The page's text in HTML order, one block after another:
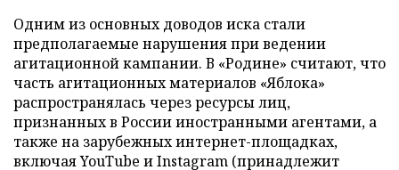
Одним из основных доводов иска стали
предполагаемые нарушения при ведении
агитационной кампании. В «Родине» считают, что
часть агитационных материалов «Яблока»
распространялась через ресурсы лиц,
признанных в России иностранными агентами, а
также на зарубежных интернет-площадках,
включая YouTube и Instagram (принадлежит